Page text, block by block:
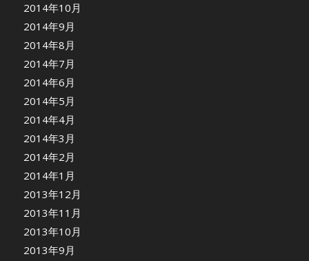
2014年10月
2014年9月
2014年8月
2014年7月
2014年6月
2014年5月
2014年4月
2014年3月
2014年2月
2014年1月
2013年12月
2013年11月
2013年10月
2013年9月